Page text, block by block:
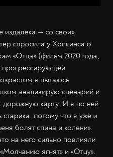
издалека — со своих
спросила у Хопкинса о
«Отца» (фильм 2020 года,
прогрессирующей
я пытаюсь
анализирую сценарий и
дорожную карту. И я по ней
потому что я уже и
болят спина и колени».
на него сильно повлияли
ягнят» и «Отцу».